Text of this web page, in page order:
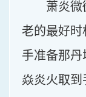
萧炎微
老的最好
手准备那
焱炎火取